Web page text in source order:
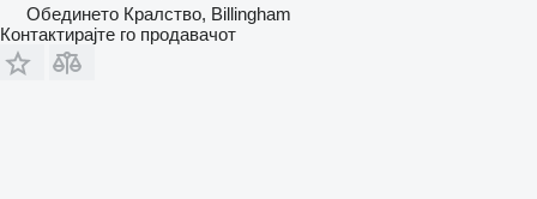
Обединето Кралство, Billingham
Контактирајте го продавачот